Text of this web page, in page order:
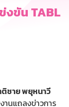
ขัน TABL
ชาย พยุหนาวี
านแถลงข่าวการ